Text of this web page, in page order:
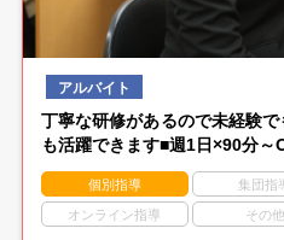
アルバイト
丁寧な研修があるので未経験
も活躍できます■週1日×90分～
個別指導 集団指
オンライン指導 その他